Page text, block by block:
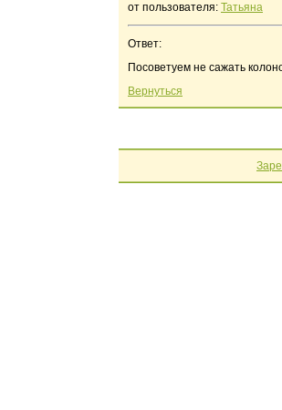
от пользователя: Татьяна
Ответ:
Посоветуем не сажать
Вернуться